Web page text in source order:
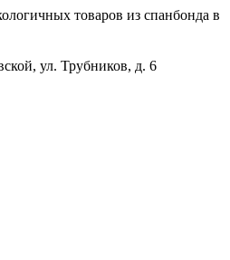
товаров из спанбонда в
ул. Трубников, д. 6